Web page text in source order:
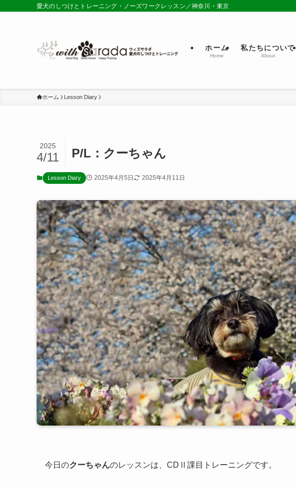
愛犬のしつけとトレーニング・ノーズワークレッスン／神奈川・東京
ホーム
Home
私たちについて
About
ホーム Lesson Diary
P/L：クーちゃん
2025
4/11
Lesson Diary 2025年4月5日 2025年4月11日
今日のクーちゃんのレッスンは、CDⅡ課目トレーニングです。